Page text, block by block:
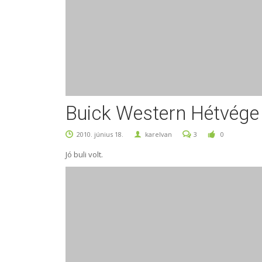
Buick Western
2010. június 18. karelvan 3 0
Jó buli volt.